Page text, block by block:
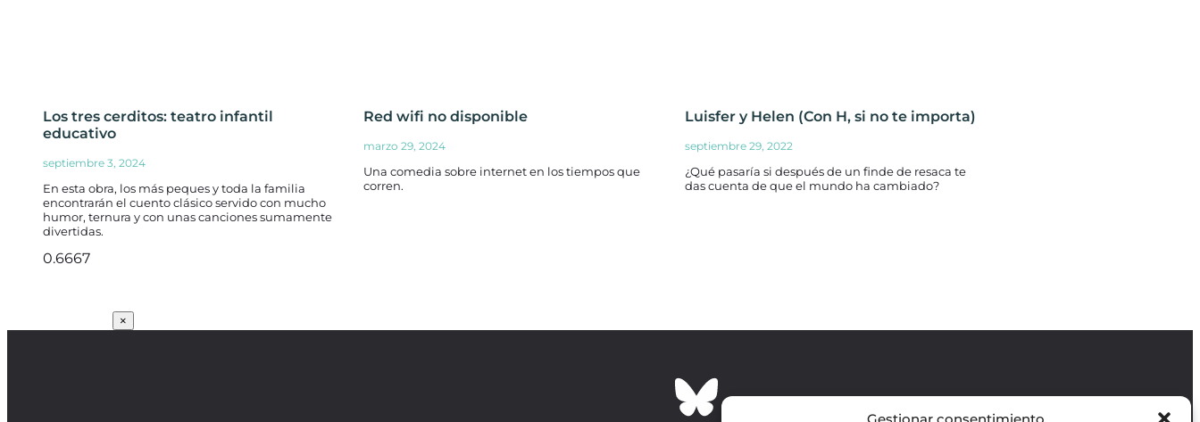
Gestionar consentimiento
Los tres cerditos: teatro infantil
educativo
septiembre 3, 2024
En esta obra, los más peques y toda la familia
encontrarán el cuento clásico servido con mucho
humor, ternura y con unas canciones sumamente
divertidas.
Red wifi no disponible
marzo 29, 2024
Una comedia sobre internet en los tiempos que
corren.
Luisfer y Helen (Con H, si no te importa)
septiembre 29, 2022
¿Qué pasaría si después de un finde de resaca te
das cuenta de que el mundo ha cambiado?
×